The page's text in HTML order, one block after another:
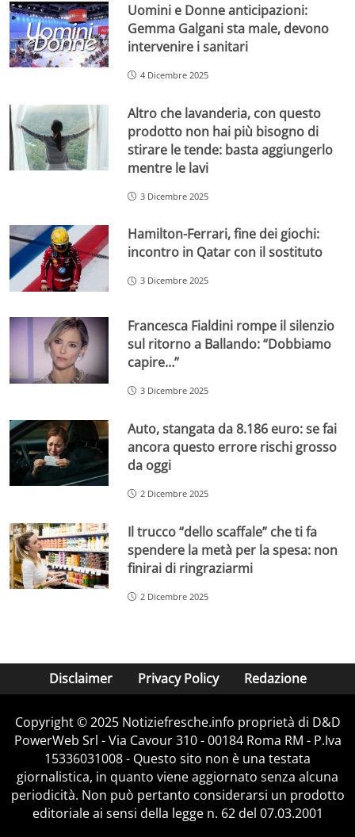
Uomini e Donne anticipazioni:
Gemma Galgani sta male, devono
intervenire i sanitari
4 Dicembre 2025
Altro che lavanderia, con questo
prodotto non hai più bisogno di
stirare le tende: basta aggiungerlo
mentre le lavi
3 Dicembre 2025
Hamilton-Ferrari, fine dei giochi:
incontro in Qatar con il sostituto
3 Dicembre 2025
Francesca Fialdini rompe il silenzio
sul ritorno a Ballando: “Dobbiamo
capire…”
3 Dicembre 2025
Auto, stangata da 8.186 euro: se fai
ancora questo errore rischi grosso
da oggi
2 Dicembre 2025
Il trucco “dello scaffale” che ti fa
spendere la metà per la spesa: non
finirai di ringraziarmi
2 Dicembre 2025
Disclaimer Privacy Policy Redazione
Copyright © 2025 Notiziefresche.info proprietà di D&D
PowerWeb Srl - Via Cavour 310 - 00184 Roma RM - P.Iva
15336031008 - Questo sito non è una testata
giornalistica, in quanto viene aggiornato senza alcuna
periodicità. Non può pertanto considerarsi un prodotto
editoriale ai sensi della legge n. 62 del 07.03.2001